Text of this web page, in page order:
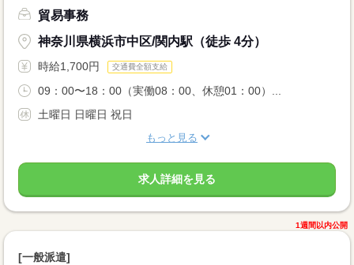
貿易事務
神奈川県横浜市中区/関内駅（徒歩 4分）
時給1,700円 交通費全額支給
09：00〜18：00（実働08：00、休憩01：00）...
土曜日 日曜日 祝日
もっと見る
求人詳細を見る
1週間以内公開
[一般派遣]